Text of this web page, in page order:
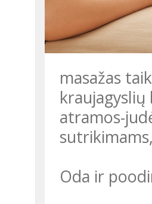
masažas
atramos-
Oda ir